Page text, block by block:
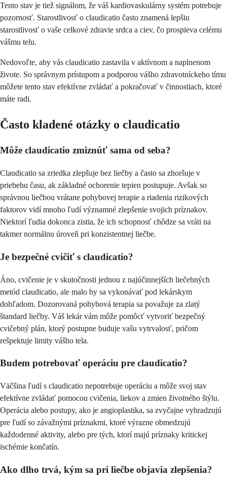
Tento stav je tiež signálom, že váš kardiovaskulárny systém potrebuje
pozornosť. Starostlivosť o claudicatio často znamená lepšiu
starostlivosť o vaše celkové zdravie srdca a ciev, čo prospieva celému
vášmu telu.
Nedovoľte, aby vás claudicatio zastavila v aktívnom a naplnenom
živote. So správnym prístupom a podporou vášho zdravotníckeho tímu
môžete tento stav efektívne zvládať a pokračovať v činnostiach, ktoré
máte radi.
Často kladené otázky o claudicatio
Môže claudicatio zmiznúť sama od seba?
Claudicatio sa zriedka zlepšuje bez liečby a často sa zhoršuje v
priebehu času, ak základné ochorenie tepien postupuje. Avšak so
správnou liečbou vrátane pohybovej terapie a riadenia rizikových
faktorov vidí mnoho ľudí významné zlepšenie svojich príznakov.
Niektorí ľudia dokonca zistia, že ich schopnosť chôdze sa vráti na
takmer normálnu úroveň pri konzistentnej liečbe.
Je bezpečné cvičiť s claudicatio?
Áno, cvičenie je v skutočnosti jednou z najúčinnejších liečebných
metód claudicatio, ale malo by sa vykonávať pod lekárskym
dohľadom. Dozorovaná pohybová terapia sa považuje za zlatý
štandard liečby. Váš lekár vám môže pomôcť vytvoriť bezpečný
cvičebný plán, ktorý postupne buduje vašu vytrvalosť, pričom
rešpektuje limity vášho tela.
Budem potrebovať operáciu pre claudicatio?
Väčšina ľudí s claudicatio nepotrebuje operáciu a môže svoj stav
efektívne zvládať pomocou cvičenia, liekov a zmien životného štýlu.
Operácia alebo postupy, ako je angioplastika, sa zvyčajne vyhradzujú
pre ľudí so závažnými príznakmi, ktoré výrazne obmedzujú
každodenné aktivity, alebo pre tých, ktorí majú príznaky kritickej
ischémie končatín.
Ako dlho trvá, kým sa pri liečbe objavia zlepšenia?